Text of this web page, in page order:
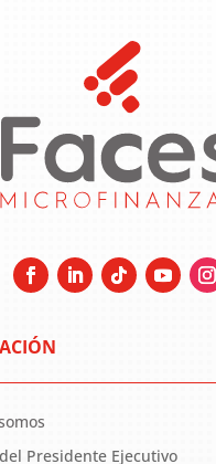
Presidente Ejecutivo